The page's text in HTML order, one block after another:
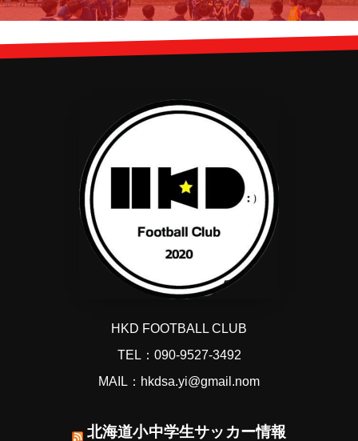
HKD FOOTBALL CLUB
TEL：090-9527-3492
MAIL：hkdsa.yi@gmail.nom
北海道小中学生サッカー情報